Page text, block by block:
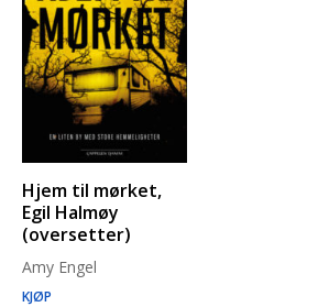
Hjem til mørket,
Egil Halmøy
(oversetter)
Amy Engel
KJØP